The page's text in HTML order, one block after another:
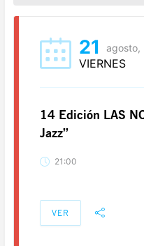
21 agosto,
VIERNES
14 Edición LAS
Jazz”
21:00
VER